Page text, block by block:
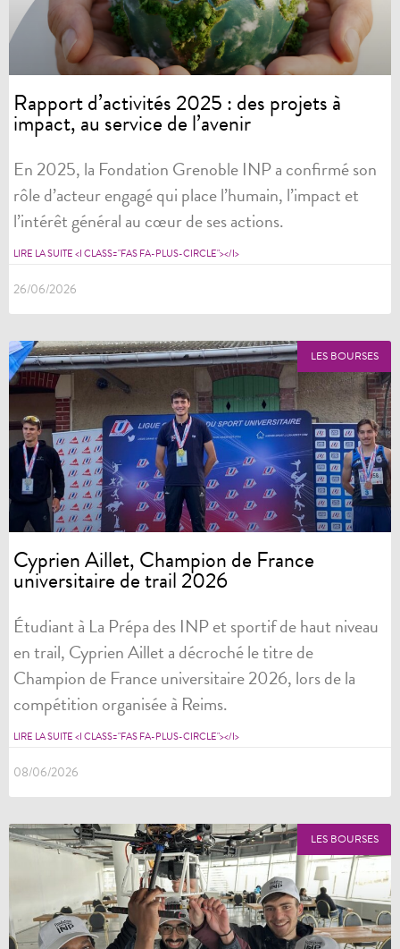
Rapport d’activités 2025 : des projets à
impact, au service de l’avenir
En 2025, la Fondation Grenoble INP a confirmé son
rôle d’acteur engagé qui place l’humain, l’impact et
l’intérêt général au cœur de ses actions.
LIRE LA SUITE <I CLASS="FAS FA-PLUS-CIRCLE"></I>
26/06/2026
LES BOURSES
Cyprien Aillet, Champion de France
universitaire de trail 2026
Étudiant à La Prépa des INP et sportif de haut niveau
en trail, Cyprien Aillet a décroché le titre de
Champion de France universitaire 2026, lors de la
compétition organisée à Reims.
LIRE LA SUITE <I CLASS="FAS FA-PLUS-CIRCLE"></I>
08/06/2026
LES BOURSES